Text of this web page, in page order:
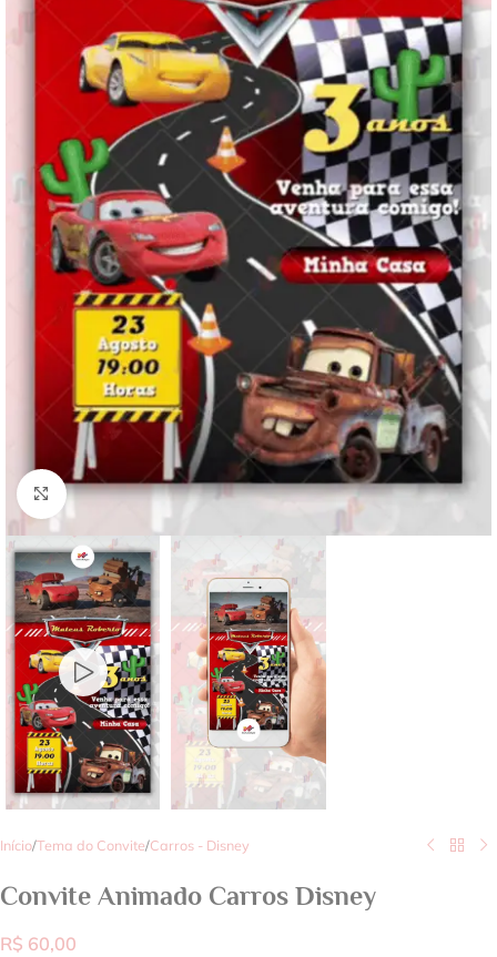
Clique para ampliar
Início/Tema do Convite/Carros - Disney
Convite Animado Carros Disney
R$ 60,00